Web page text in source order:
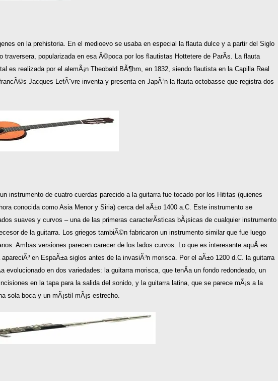
en la prehistoria. En el medioevo se usaba en especial la flauta dulce y a partir del Siglo
traversera, popularizada en esa Ã©poca por los flautistas Hottetere de ParÃ­s. La flauta
es realizada por el alemÃ¡n Theobald BÃ¶hm, en 1832, siendo flautista en la Capilla Real
Jacques LefÃ¨vre inventa y presenta en JapÃ³n la flauta octobasse que registra dos
instrumento de cuatro cuerdas parecido a la guitarra fue tocado por los Hititas (quienes
conocida como Asia Menor y Siria) cerca del aÃ±o 1400 a.C. Este instrumento se
suaves y curvos – una de las primeras caracterÃ­sticas bÃ¡sicas de cualquier instrumento
de la guitarra. Los griegos tambiÃ©n fabricaron un instrumento similar que fue luego
Ambas versiones parecen carecer de los lados curvos. Lo que es interesante aquÃ­ es
en EspaÃ±a siglos antes de la invasiÃ³n morisca. Por el aÃ±o 1200 d.C. la guitarra
evolucionado en dos variedades: la guitarra morisca, que tenÃ­a un fondo redondeado, un
en la tapa para la salida del sonido, y la guitarra latina, que se parece mÃ¡s a la
sola boca y un mÃ¡stil mÃ¡s estrecho.